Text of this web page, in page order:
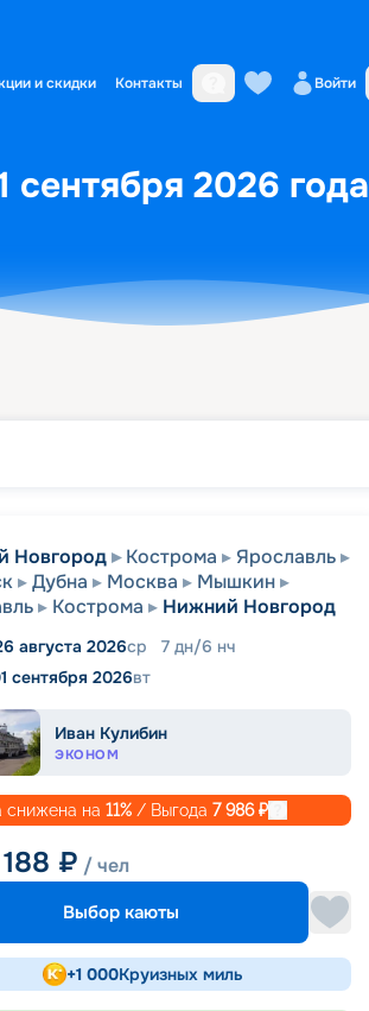
и скидки Контакты Войти
сентября 2026 года
Новгород Кострома
Ярославль
Дубна Москва
Мышкин
Кострома Нижний Новгород
августа 2026ср 7 дн/6 нч
сентября 2026вт
Иван Кулибин
ЭКОНОМ
снижена на 11% / Выгода 7 986₽
₽ / чел
Выбор каюты
+1 000Круизных миль